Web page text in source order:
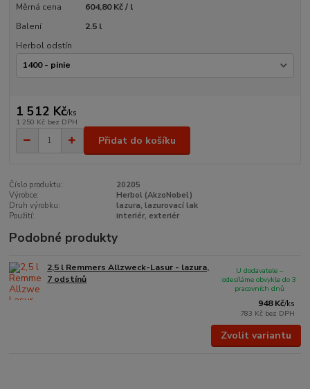
Měrná cena
604,80 Kč / l
Balení
2.5 l
Herbol odstín
1 512 Kč/ks
1 250 Kč bez DPH
Přidat do košíku
Číslo produktu:
20205
Výrobce:
Herbol (AkzoNobel)
Druh výrobku:
lazura, lazurovací lak
Použití:
interiér, exteriér
Podobné produkty
2,5 l Remmers Allzweck-Lasur - lazura,
7 odstínů
948 Kč/ks
783 Kč bez DPH
U dodavatele –
odesíláme obvykle do 3
pracovních dnů
Zvolit variantu